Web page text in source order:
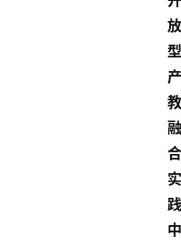
放
型
产
教
融
合
实
践
中